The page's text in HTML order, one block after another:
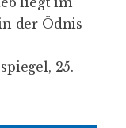
der Ödnis
25.